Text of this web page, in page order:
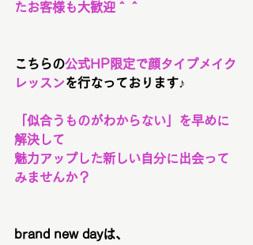
たお客様も大歓迎＾＾
こちらの公式HP限定で顔タイプメイク
レッスンを行なっております♪
「似合うものがわからない」を早めに
解決して
魅力アップした新しい自分に出会って
みませんか？
brand new dayは、